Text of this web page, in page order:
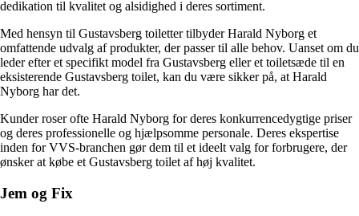
dedikation til kvalitet og alsidighed i deres sortiment.
Med hensyn til Gustavsberg toiletter tilbyder Harald Nyborg et
omfattende udvalg af produkter, der passer til alle behov. Uanset om du
leder efter et specifikt model fra Gustavsberg eller et toiletsæde til en
eksisterende Gustavsberg toilet, kan du være sikker på, at Harald
Nyborg har det.
Kunder roser ofte Harald Nyborg for deres konkurrencedygtige priser
og deres professionelle og hjælpsomme personale. Deres ekspertise
inden for VVS-branchen gør dem til et ideelt valg for forbrugere, der
ønsker at købe et Gustavsberg toilet af høj kvalitet.
Jem og Fix